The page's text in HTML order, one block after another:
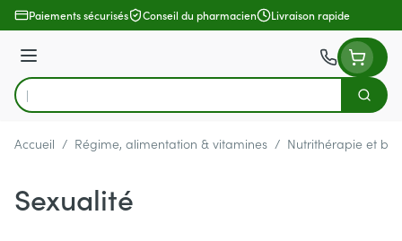
Aller au contenu
Paiements sécurisés Conseil du pharmacien Livraison rapide
Menu
Rechercher
Accueil / Régime, alimentation & vitamines / Nutrithérapie et
Sexualité